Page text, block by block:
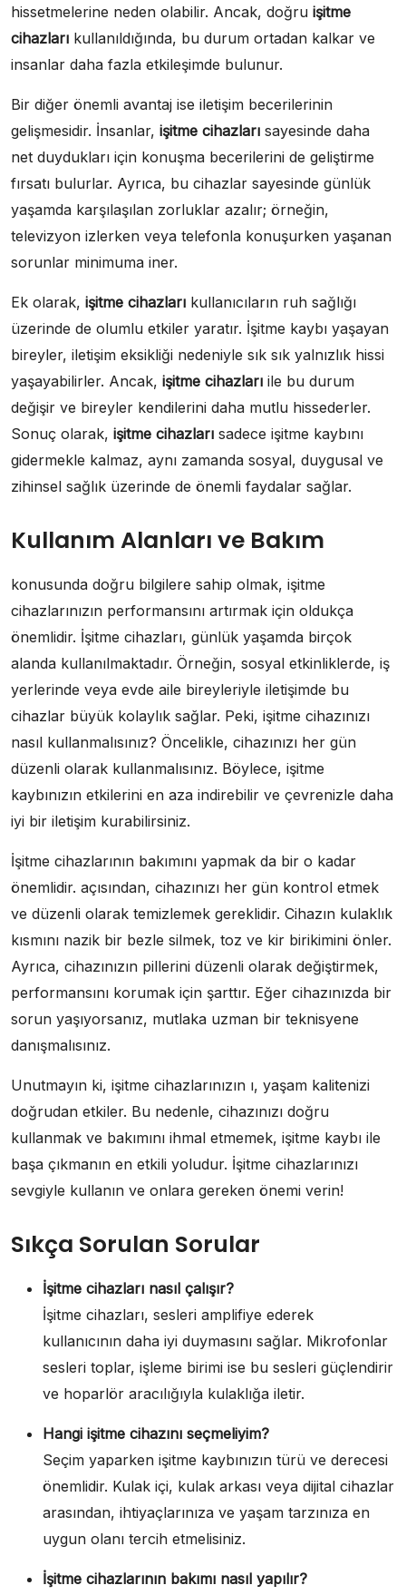
hissetmelerine neden olabilir. Ancak, doğru işitme
cihazları kullanıldığında, bu durum ortadan kalkar ve
insanlar daha fazla etkileşimde bulunur.
Bir diğer önemli avantaj ise iletişim becerilerinin
gelişmesidir. İnsanlar, işitme cihazları sayesinde daha
net duydukları için konuşma becerilerini de geliştirme
fırsatı bulurlar. Ayrıca, bu cihazlar sayesinde günlük
yaşamda karşılaşılan zorluklar azalır; örneğin,
televizyon izlerken veya telefonla konuşurken yaşanan
sorunlar minimuma iner.
Ek olarak, işitme cihazları kullanıcıların ruh sağlığı
üzerinde de olumlu etkiler yaratır. İşitme kaybı yaşayan
bireyler, iletişim eksikliği nedeniyle sık sık yalnızlık hissi
yaşayabilirler. Ancak, işitme cihazları ile bu durum
değişir ve bireyler kendilerini daha mutlu hissederler.
Sonuç olarak, işitme cihazları sadece işitme kaybını
gidermekle kalmaz, aynı zamanda sosyal, duygusal ve
zihinsel sağlık üzerinde de önemli faydalar sağlar.
Kullanım Alanları ve Bakım
konusunda doğru bilgilere sahip olmak, işitme
cihazlarınızın performansını artırmak için oldukça
önemlidir. İşitme cihazları, günlük yaşamda birçok
alanda kullanılmaktadır. Örneğin, sosyal etkinliklerde, iş
yerlerinde veya evde aile bireyleriyle iletişimde bu
cihazlar büyük kolaylık sağlar. Peki, işitme cihazınızı
nasıl kullanmalısınız? Öncelikle, cihazınızı her gün
düzenli olarak kullanmalısınız. Böylece, işitme
kaybınızın etkilerini en aza indirebilir ve çevrenizle daha
iyi bir iletişim kurabilirsiniz.
İşitme cihazlarının bakımını yapmak da bir o kadar
önemlidir. açısından, cihazınızı her gün kontrol etmek
ve düzenli olarak temizlemek gereklidir. Cihazın kulaklık
kısmını nazik bir bezle silmek, toz ve kir birikimini önler.
Ayrıca, cihazınızın pillerini düzenli olarak değiştirmek,
performansını korumak için şarttır. Eğer cihazınızda bir
sorun yaşıyorsanız, mutlaka uzman bir teknisyene
danışmalısınız.
Unutmayın ki, işitme cihazlarınızın ı, yaşam kalitenizi
doğrudan etkiler. Bu nedenle, cihazınızı doğru
kullanmak ve bakımını ihmal etmemek, işitme kaybı ile
başa çıkmanın en etkili yoludur. İşitme cihazlarınızı
sevgiyle kullanın ve onlara gereken önemi verin!
Sıkça Sorulan Sorular
İşitme cihazları nasıl çalışır?
İşitme cihazları, sesleri amplifiye ederek
kullanıcının daha iyi duymasını sağlar. Mikrofonlar
sesleri toplar, işleme birimi ise bu sesleri güçlendirir
ve hoparlör aracılığıyla kulaklığa iletir.
Hangi işitme cihazını seçmeliyim?
Seçim yaparken işitme kaybınızın türü ve derecesi
önemlidir. Kulak içi, kulak arkası veya dijital cihazlar
arasından, ihtiyaçlarınıza ve yaşam tarzınıza en
uygun olanı tercih etmelisiniz.
İşitme cihazlarının bakımı nasıl yapılır?